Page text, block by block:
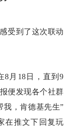
受到了这次联动
8月18日，直到9
便发现各个社群
我，肯德基先生”
在推文下回复玩